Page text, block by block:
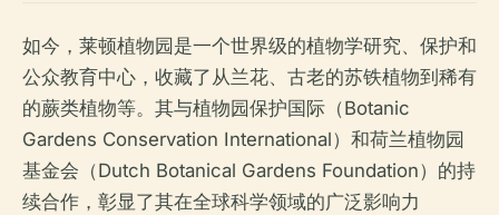
如今，莱顿植物园是一个世界级的植物学研究、保护和
公众教育中心，收藏了从兰花、古老的苏铁植物到稀有
的蕨类植物等。其与植物园保护国际（Botanic
Gardens Conservation International）和荷兰植物园
基金会（Dutch Botanical Gardens Foundation）的持
续合作，彰显了其在全球科学领域的广泛影响力